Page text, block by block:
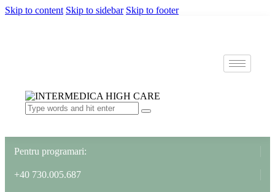
Skip to content Skip to sidebar Skip to footer
Pentru programari:
+40 730.005.687